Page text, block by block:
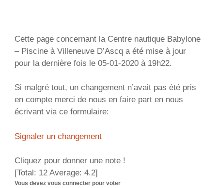
Cette page concernant la Centre nautique Babylone
– Piscine à Villeneuve D’Ascq a été mise à jour
pour la dernière fois le 05-01-2020 à 19h22.
Si malgré tout, un changement n’avait pas été pris
en compte merci de nous en faire part en nous
écrivant via ce formulaire:
Signaler un changement
Cliquez pour donner une note !
[Total: 12 Average: 4.2]
Vous devez vous connecter pour voter